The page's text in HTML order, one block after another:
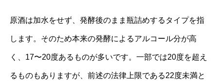
原酒は加水をせず、発酵後のまま瓶詰めするタイプを指
します。そのため本来の発酵によるアルコール分が高
く、17〜20度あるものが多いです。一部では20度を超え
るものもありますが、前述の法律上限である22度未満と